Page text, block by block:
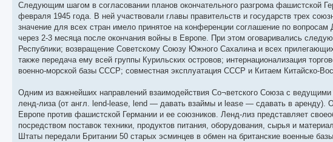
Следующим шагом в согласовании планов окончательного разгрома фашистской
февраля 1945 года. В ней участвовали главы правительств и государств трех
значение для всех стран имело принятое на конференции соглашение по
через 2-3 месяца после окончания войны в Европе. При этом оговаривались
Республики; возвращение Советскому Союзу Южного Сахалина и всех
также передача ему всей группы Курильских островов; интернационализация
военно-морской базы СССР; совместная эксплуатация СССР и Китаем Китайско-
Одним из важнейших направлений взаимодействия Со¬ветского Союза с
ленд-лиза (от англ. lend-lease, lend — давать взаймы и lease — сдавать в аренду).
Европе против фашистской Германии и ее союзников. Ленд-лиз представляет
посредством поставок техники, продуктов питания, оборудования, сырья и
Штаты передали Британии 50 старых эсминцев в обмен на британские военные